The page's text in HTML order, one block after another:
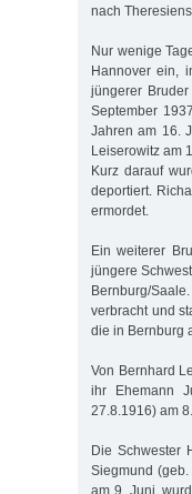
nach
Nur wenige
Hannover ein,
jüngerer
September
Jahren am 16.
Leiserowitz am
Kurz darauf
deportiert.
ermordet.
Ein weiterer
jüngere
Bernburg/
verbracht und
die in Bernburg
Von Bernhard
ihr Ehemann
27.8.1916) am
Die Schwester
Siegmund
am 9. Juni,